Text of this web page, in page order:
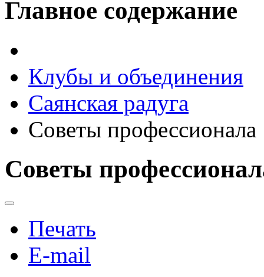
Главное содержание
Клубы и объединения
Саянская радуга
Советы профессионала
Советы
Печать
E-mail